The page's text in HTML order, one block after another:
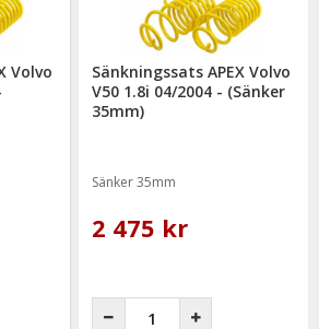
Volvo
Sänkningssats APEX Volvo
V50 1.8i 04/2004 - (Sänker
35mm)
Sänker 35mm
2 475 kr